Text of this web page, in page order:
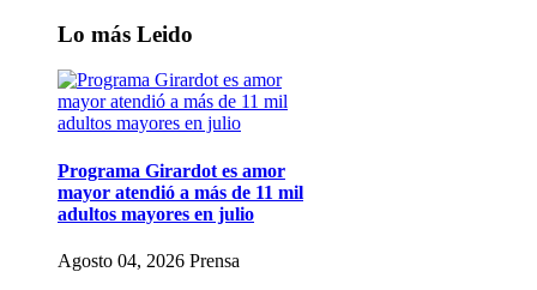
Lo más Leido
Programa Girardot es amor
mayor atendió a más de 11 mil
adultos mayores en julio
Agosto 04, 2026 Prensa